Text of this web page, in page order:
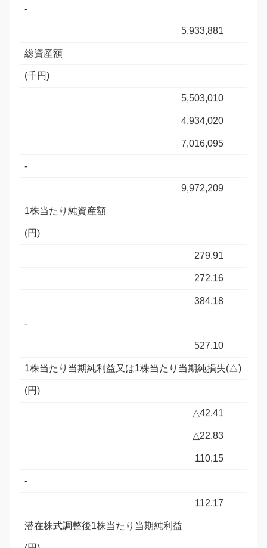
-
5,933,881
総資産額
(千円)
5,503,010
4,934,020
7,016,095
-
9,972,209
1株当たり純資産額
(円)
279.91
272.16
384.18
-
527.10
1株当たり当期純利益又は1株当たり当期純損失(△)
(円)
△42.41
△22.83
110.15
-
112.17
潜在株式調整後1株当たり当期純利益